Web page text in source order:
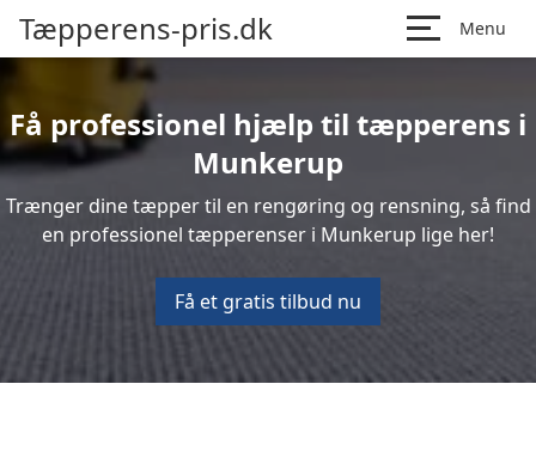
Tæpperens-pris.dk Menu
Få professionel hjælp til tæpperens i
Munkerup
Trænger dine tæpper til en rengøring og rensning, så find
en professionel tæpperenser i Munkerup lige her!
Få et gratis tilbud nu